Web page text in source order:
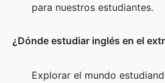
para nuestros estudiantes.
¿Dónde estudiar inglés en el
Explorar el mundo